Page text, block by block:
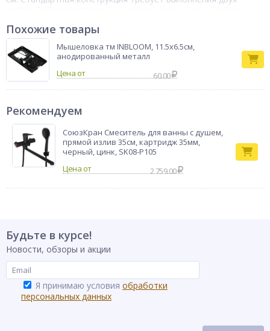
мышеловки – только физическое воздействие без ядов и
токсинов.
Тип товара
Мышеловка
Бренд
Похожие товары
Мышеловка тм INBLOOM, 11.5х6.5см,
анодированный металл
Цена от
60.00
Рекомендуем
СоюзКран Смеситель для ванны с душем,
прямой излив 35см, картридж 35мм,
черный, цинк, SK08-P105
2 759.00
Будьте в курсе!
Новости, обзоры и акции
Я принимаю условия обработки
персональных данных